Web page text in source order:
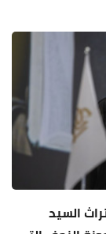
السيد